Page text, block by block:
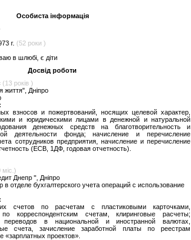
Особиста інформація
г. (52 роки )
в шлюбі, є діти
Досвід роботи
(13 років )
Дніпро
взносов и пожертвований, носящих целевой характер,
и юридическими лицами в денежной и натуральной
денежных средств на благотворительность и
деятельности фонда; начисление и перечисление
сотрудников предприятия, начисление и перечисление
(ЕСВ, 1ДФ, годовая отчетность).
міс.)
Днепр ", Дніпро
в отделе бухгалтерского учета операций с использование
счетов по расчетам с пластиковыми карточками,
корреспондентским счетам, клиринговые расчеты;
переводов в национальной и иностранной валютах,
счета, зачисление заработной платы по реестрам
«зарплатных проектов».